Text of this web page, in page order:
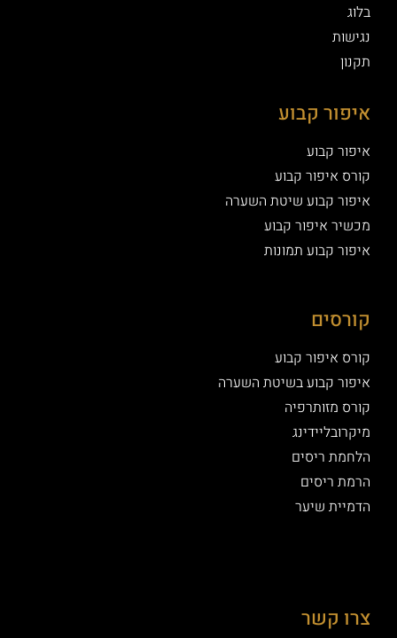
בלוג
נגישות
תקנון
איפור קבוע
איפור קבוע
קורס איפור קבוע
איפור קבוע שיטת השערה
מכשיר איפור קבוע
איפור קבוע תמונות
קורסים
קורס איפור קבוע
איפור קבוע בשיטת השערה
קורס מזותרפיה
מיקרובליידינג
הלחמת ריסים
הרמת ריסים
הדמיית שיער
צרו קשר